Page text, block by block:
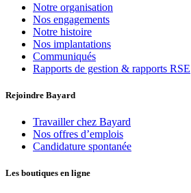
Notre organisation
Nos engagements
Notre histoire
Nos implantations
Communiqués
Rapports de gestion & rapports RSE
Rejoindre Bayard
Travailler chez Bayard
Nos offres d’emplois
Candidature spontanée
Les boutiques en ligne